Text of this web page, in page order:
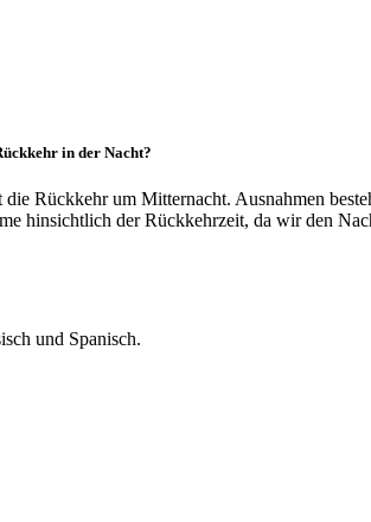
in der Nacht?
Rückkehr um Mitternacht. Ausnahmen
hinsichtlich der Rückkehrzeit, da wir den
und Spanisch.